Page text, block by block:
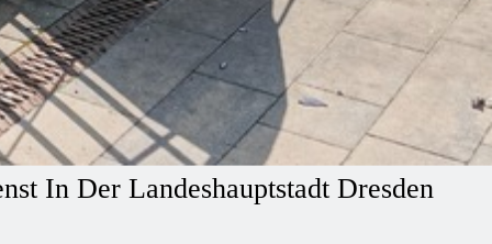
In Der Landeshauptstadt Dresden